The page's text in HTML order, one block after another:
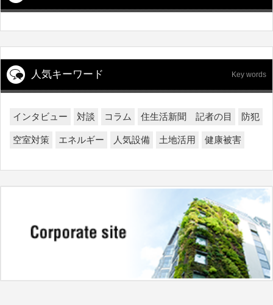
人気キーワード Key words
インタビュー 対談 コラム 住生活新聞 記者の目 防犯
空室対策 エネルギー 人気設備 土地活用 健康被害